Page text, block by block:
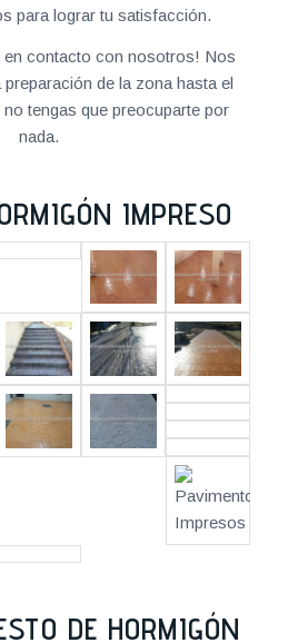
para lograr tu satisfacción.
en contacto con nosotros! Nos
de la zona hasta el
tengas que preocuparte por
nada.
IMPRESO
DE HORMIGÓN